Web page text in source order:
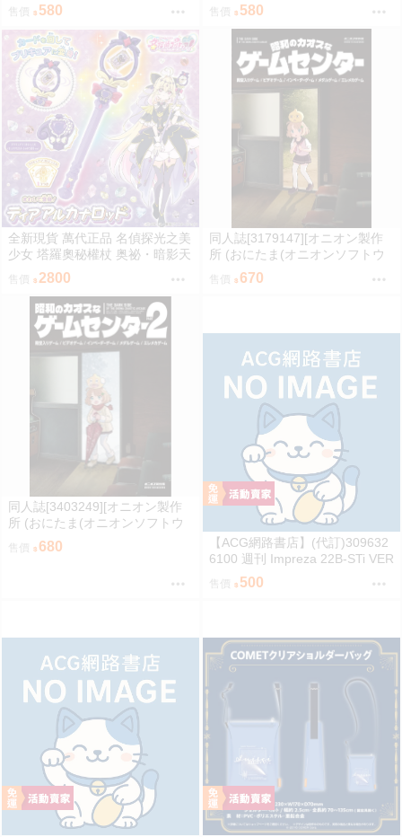
580 580
全新現貨 萬代正品 名偵探光之美
少女 塔羅奧秘權杖 奥祕・暗影天
使 權杖 法杖 魔法棒 變身器 森亞
露露卡
售價 2800
同人誌[3179147][オニオン製作
所 (おにたま(オニオンソフトウ
ェア))]昭和のカオスなゲームセ
ンター (其他)
售價 670
同人誌[3403249][オニオン製作
所 (おにたま(オニオンソフトウ
ェア))]昭和のカオスなゲームセ
ンター PART 2 (其他)
680
【ACG網路書店】(代訂)309632
6100 週刊 Impreza 22B-STi VER
SION をつくる (10)
500